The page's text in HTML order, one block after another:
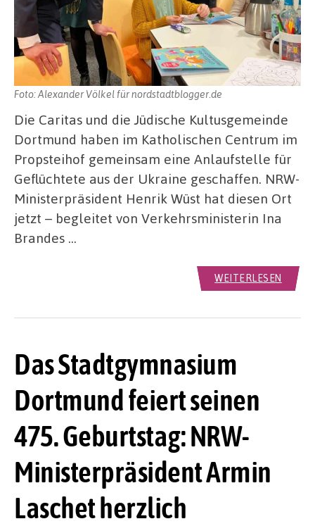
Foto: Alexander Völkel für nordstadtblogger.de
Die Caritas und die Jüdische Kultusgemeinde
Dortmund haben im Katholischen Centrum im
Propsteihof gemeinsam eine Anlaufstelle für
Geflüchtete aus der Ukraine geschaffen. NRW-
Ministerpräsident Henrik Wüst hat diesen Ort
jetzt – begleitet von Verkehrsministerin Ina
Brandes …
WEITERLESEN
Das Stadtgymnasium
Dortmund feiert seinen
475. Geburtstag: NRW-
Ministerpräsident Armin
Laschet herzlich